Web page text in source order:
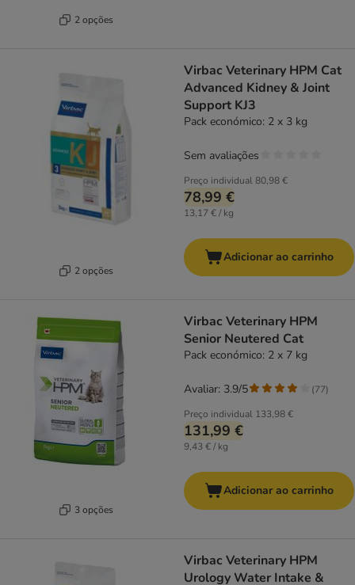
2 opções
2 opções
Virbac Veterinary HPM Cat
Advanced Kidney & Joint
Support KJ3
Pack económico: 2 x 3 kg
Preço individual80,98 €
78,99 €
13,17 € / kg
Sem avaliações
Adicionar ao carrinho
3 opções
Virbac Veterinary HPM
Senior Neutered Cat
Pack económico: 2 x 7 kg
Preço individual 133,98 €
131,99 €
9,43 € / kg
Avaliar: 3.9/5 (77)
Adicionar ao carrinho
Virbac Veterinary HPM
Urology Water Intake &